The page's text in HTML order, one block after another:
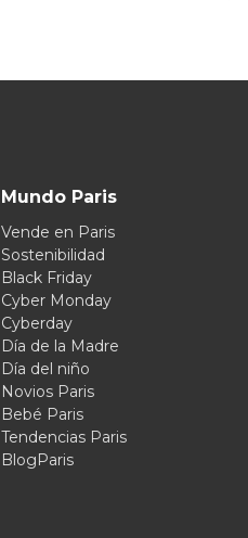
Mundo Paris
Vende en Paris
Sostenibilidad
Black Friday
Cyber Monday
Cyberday
Día de la Madre
Día del niño
Novios Paris
Bebé Paris
Tendencias Paris
BlogParis